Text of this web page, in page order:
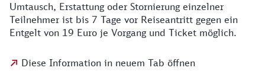
Umtausch, Erstattung oder Stornierung einzelner
Teilnehmer ist bis 7 Tage vor Reiseantritt gegen ein
Entgelt von 19 Euro je Vorgang und Ticket möglich.
Diese Information in neuem Tab öffnen